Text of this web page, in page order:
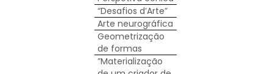
“Desafios d’Arte”
Arte neurográfica
Geometrização
de formas
”Materialização